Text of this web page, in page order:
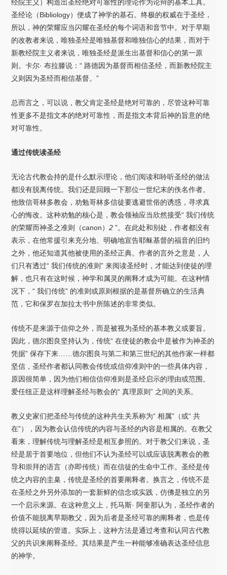
经院主义）构造出圣经绝对可靠性的理论作为论辩的基本工具。
圣经论（Bibliology）便成了神学的基石。终极的权威在于圣经，
所以，神的荣耀应当闪耀在圣经的每个词语和音节中。对于早期
的改教者来说，唯独圣经是唯独基督和唯独信心的结果，而对于
新教经院主义者来说，唯独圣经是派生出基督和信心的第一原
则。卡尔· 布拉滕说：“ 路德因为基督而相信圣经，而新教经院主
义则因为圣经而相信基督。”
总而言之，可以说，教父肯定圣经是绝对可靠的，尽管这种可靠
性更多不是指文本的绝对可靠性，而是指文本背后神的旨意的绝
对可靠性。
通过传统读圣经
无论古代教会持的是什么默示理论，他们阅读和聆听圣经的做法
都没有脱离传统。我们还是回顾一下那位一世纪末的佚名作者。
他致信哥林多教会，劝勉哥林多信徒要逃避世俗的诱惑，寻求真
心的悔改。这种劝勉的核心是，教会领袖应当欣然接受“ 我们传统
的荣耀而神圣之准则（canon）2 ”。在此处和别处，作者都没有
表示，在他常援引来充分地、明确地宣告耶稣基督的福音的旧约
之外，他还知道其他被使用的圣经正典。作者的言外之意是，人
们只有透过“ 我们传统的准则” 来阅读圣经时，才能达到使徒的理
解，也只有在这时候，神学和属灵的阐释才成为可能。在这种情
况下，“ 我们传统” 的准则或原则根据的是基督所确立的生活典
范，它和保罗在加拉太书中所陈述的非常类似。
传统不是来源于信仰之外，而是被视为圣经的基本教义或要旨。
因此，德尔图良坚持认为，传统“ 在使徒的教会中是被作为神圣的
凭据” 保存下来……德尔图良与第二和第三世纪的其他作家一样都
坚信，圣经作者都认同教会传统或信仰准则中的一些具体内容，
原因很简单，因为他们相信信仰准则是圣经启示的理由或范围。
爱任纽正是这样理解圣经与教会的“ 真理原则” 之间的关系。
教义史家们把圣经与传统的这种共生关系称为“ 相属”（或“ 共
在”），因为教会认信传统的内容与圣经的内容是相属的。在教父
看来，理解传统与理解圣经是相互参照的。对于教父们来说，圣
经是居于首要地位，但他们不认为圣经可以或应该脱离教会的教
导和崇拜的语言（亦即传统）而在信徒的生命中工作。圣经是传
统之内容的圭臬，传统是圣经的首要阐释者。换言之，传统不是
在圣经之外另外添加的一套新鲜的信念或实践，仿佛是独立的另
一个启示来源。在这种意义上，托马斯· 阿奎那认为，圣经作者的
价值不能脱离早期教父，因为后者是圣经可靠的阐释者，也是传
统得以延续的管道。实际上，这种方法是通过考查和认同古代教
父的共识来阐释圣经。其结果是产生一种能够准确表达圣经信息
的神学。